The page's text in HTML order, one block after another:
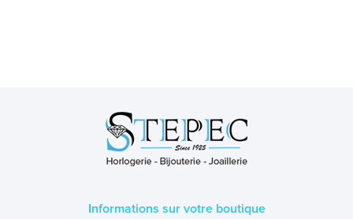
Informations sur votre boutique